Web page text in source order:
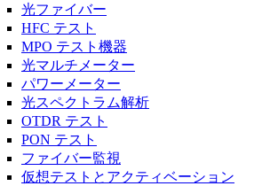
光ファイバー
HFC テスト
MPO テスト機器
光マルチメーター
パワーメーター
光スペクトラム解析
OTDR テスト
PON テスト
ファイバー監視
仮想テストとアクティベーション